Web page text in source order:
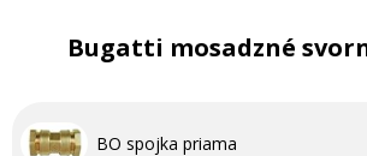
Bugatti mosadzné
BO spojka priama